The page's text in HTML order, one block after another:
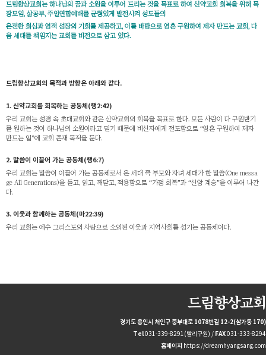
드림향상교회는 하나님의 꿈과 소원을 이루어 드리는 것을 목표로 하여 신약교회 회복을 위해 목
장모임, 삶공부, 주일연합예배를 균형있게 발전시켜 성도들의
온전한 회심과 영적 성장의 기회를 제공하고, 이를 바탕으로 영혼 구원하여 제자 만드는 교회, 다
음 세대를 책임지는 교회를 비전으로 삼고 있다.
드림향상교회의 목적과 방향은 아래와 같다.
1. 신약교회를 회복하는 공동체(행2:42)
우리 교회는 성경 속 초대교회와 같은 신약교회의 회복을 목표로 한다. 모든 사람이 다 구원받기
를 원하는 것이 하나님의 소원이라고 믿기 때문에 비신자에게 전도함으로 “영혼 구원하여 제자
만드는 일”에 교회 존재 목적을 둔다.
2. 말씀이 이끌어 가는 공동체(행6:7)
우리 교회는 말씀이 이끌어 가는 공동체로서 온 세대 즉 부모와 자녀 세대가 한 말씀(One messa
ge All Generations)을 듣고, 읽고, 깨닫고, 적용함으로 “가정 회복”과 “신앙 계승”을 이루어 나간
다.
3. 이웃과 함께하는 공동체(마22:39)
우리 교회는 예수 그리스도의 사랑으로 소외된 이웃과 지역사회를 섬기는 공동체이다.
드림향상교회
경기도 용인시 처인구 중부대로 1078번길 12-2(삼가동 170)
Tel031-339-8291(빨리구원) / FAX031-333-8294
홈페이지 https://dreamhyangsang.com